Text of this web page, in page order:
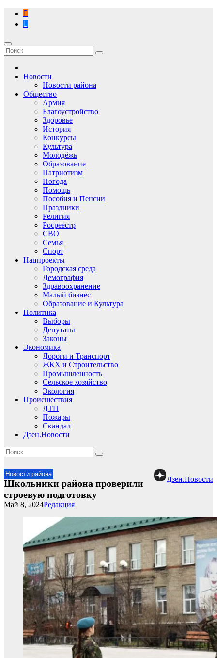
Перейти
содержимому
Новости
Новости района
Общество
Армия
Благоустройство
Здоровье
История
Конкурсы
Культура
Молодёжь
Образование
Патриотизм
Погода
Помощь
Пособия и Пенсии
Праздники
Религия
Росреестр
СВО
Семья
Спорт
Нацпроекты
Городская среда
Демография
Здравоохранение
Малый бизнес
Образование и Культура
Политика
Выборы
Депутаты
Законы
Экономика
Дороги и Транспорт
ЖКХ и Строительство
Промышленность
Сельское хозяйство
Экология
Происшествия
ДТП
Пожары
Скандал
Дзен.Новости
Новости района
Дзен.Новости
Школьники района проверили
строевую подготовку
Редакция
Май 8, 2024